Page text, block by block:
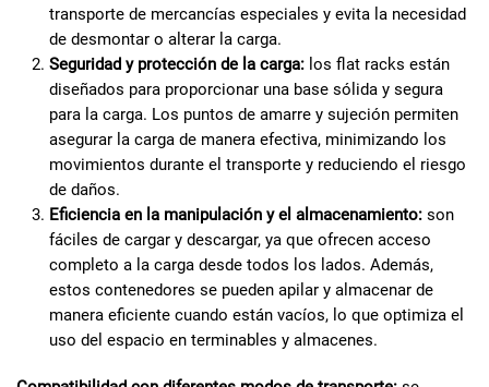
transporte de mercancías especiales y evita la necesidad
de desmontar o alterar la carga.
Seguridad y protección de la carga: los flat racks están
diseñados para proporcionar una base sólida y segura
para la carga. Los puntos de amarre y sujeción permiten
asegurar la carga de manera efectiva, minimizando los
movimientos durante el transporte y reduciendo el riesgo
de daños.
Eficiencia en la manipulación y el almacenamiento: son
fáciles de cargar y descargar, ya que ofrecen acceso
completo a la carga desde todos los lados. Además,
estos contenedores se pueden apilar y almacenar de
manera eficiente cuando están vacíos, lo que optimiza el
uso del espacio en terminables y almacenes.